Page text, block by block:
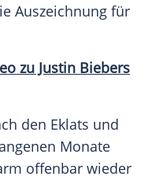
Auszeichnung für
zu Justin Biebers
den Eklats und
Monate
offenbar wieder